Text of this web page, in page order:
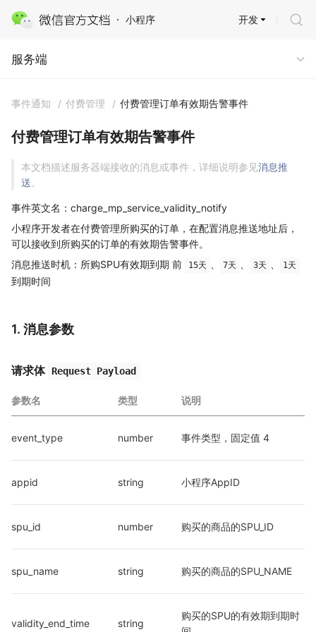
小程序
服务端
开发
服务端
事件通知 / 付费管理 / 付费管理订单有效期告警事件
付费管理订单有效期告警事件
本文档描述服务器端接收的消息或事件，详细说明参见消息推
送。
事件英文名：charge_mp_service_validity_notify
小程序开发者在付费管理所购买的订单，在配置消息推送地址后，
可以接收到所购买的订单的有效期告警事件。
消息推送时机：所购SPU有效期到期 前
15天 7天 3天 1天
到期时间
1. 消息参数
请求体 Request Payload
参数名 类型 说明
event_type number 事件类型，固定值 4
appid string 小程序AppID
spu_id number 购买的商品的SPU_ID
spu_name string 购买的商品的SPU_NAME
validity_end_time string
购买的SPU的有效期到期时